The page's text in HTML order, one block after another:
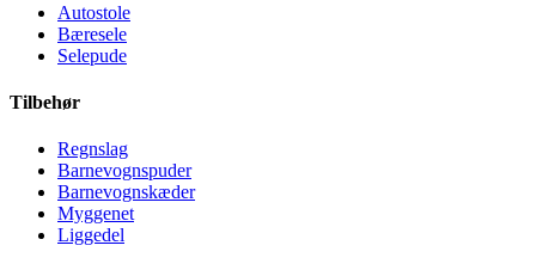
Autostole
Bæresele
Selepude
Tilbehør
Regnslag
Barnevognspuder
Barnevognskæder
Myggenet
Liggedel